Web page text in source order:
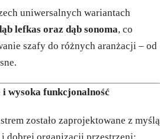
uniwersalnych wariantach
lefkas oraz dąb sonoma, co
szafy do różnych aranżacji – od
wysoka funkcjonalność
zostało zaprojektowane z myślą